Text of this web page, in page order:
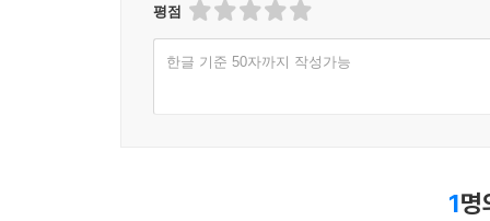
평점
한글 기준 50자까지 작성가능
1명